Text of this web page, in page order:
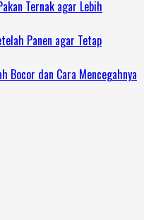
Ternak agar Lebih
Panen agar Tetap
Bocor dan Cara Mencegahnya